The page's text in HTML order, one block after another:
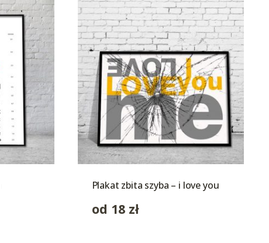
Plakat zbita szyba – i love you
od 18 zł